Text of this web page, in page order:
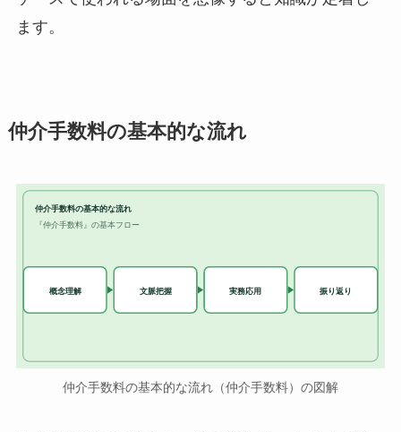
ます。
仲介手数料の基本的な流れ
仲介手数料の基本的な流れ
『仲介手数料』の基本フロー
概念理解 文脈把握 実務応用 振り返り
仲介手数料の基本的な流れ（仲介手数料）の図解